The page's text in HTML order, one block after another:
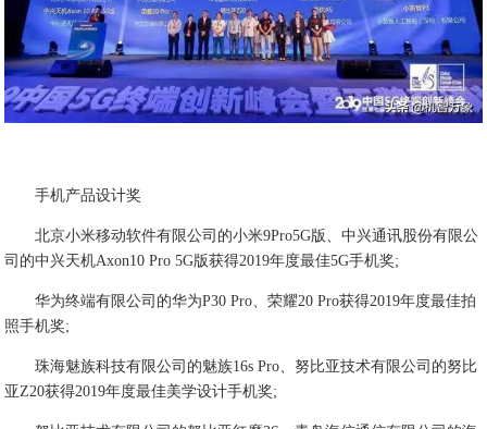
手机产品设计奖
北京小米移动软件有限公司的小米9Pro5G版、中兴通讯股份有限公
司的中兴天机Axon10 Pro 5G版获得2019年度最佳5G手机奖;
华为终端有限公司的华为P30 Pro、荣耀20 Pro获得2019年度最佳拍
照手机奖;
珠海魅族科技有限公司的魅族16s Pro、努比亚技术有限公司的努比
亚Z20获得2019年度最佳美学设计手机奖;